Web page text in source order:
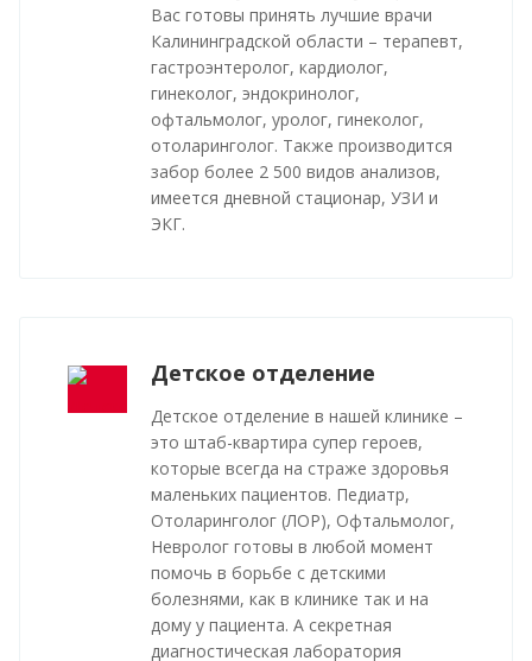
Вас готовы принять лучшие врачи
Калининградской области – терапевт,
гастроэнтеролог, кардиолог,
гинеколог, эндокринолог,
офтальмолог, уролог, гинеколог,
отоларинголог. Также производится
забор более 2 500 видов анализов,
имеется дневной стационар, УЗИ и
ЭКГ.
Детское отделение
Детское отделение в нашей клинике –
это штаб-квартира супер героев,
которые всегда на страже здоровья
маленьких пациентов. Педиатр,
Отоларинголог (ЛОР), Офтальмолог,
Невролог готовы в любой момент
помочь в борьбе с детскими
болезнями, как в клинике так и на
дому у пациента. А секретная
диагностическая лаборатория